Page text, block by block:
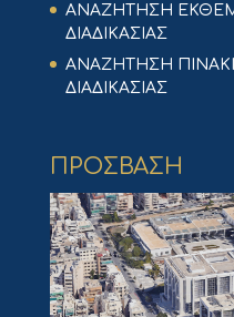
ΑΝΑΖΗΤΗΣΗ
ΔΙΑΔΙΚΑΣΙΑΣ
ΑΝΑΖΗΤΗΣΗ
ΔΙΑΔΙΚΑΣΙΑΣ
ΠΡΟΣΒΑΣΗ